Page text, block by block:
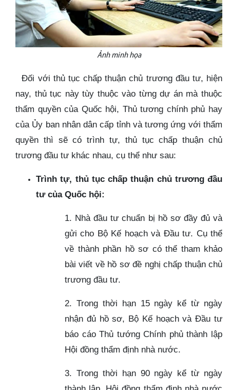
Ảnh minh họa
Đối với thủ tục chấp thuận chủ trương đầu tư, hiện
nay, thủ tục này tùy thuộc vào từng dự án mà thuộc
thẩm quyền của Quốc hội, Thủ tương chính phủ hay
của Ủy ban nhân dân cấp tỉnh và tương ứng với thẩm
quyền thì sẽ có trình tự, thủ tục chấp thuận chủ
trương đầu tư khác nhau, cụ thể như sau:
Trình tự, thủ tục chấp thuận chủ trương đầu
tư của Quốc hội:
1. Nhà đầu tư chuẩn bị hồ sơ đầy đủ và
gửi cho Bộ Kế hoạch và Đầu tư. Cụ thể
về thành phần hồ sơ có thể tham khảo
bài viết về hồ sơ đề nghị chấp thuận chủ
trương đầu tư.
2. Trong thời hạn 15 ngày kể từ ngày
nhận đủ hồ sơ, Bộ Kế hoạch và Đầu tư
báo cáo Thủ tướng Chính phủ thành lập
Hội đồng thẩm định nhà nước.
3. Trong thời hạn 90 ngày kể từ ngày